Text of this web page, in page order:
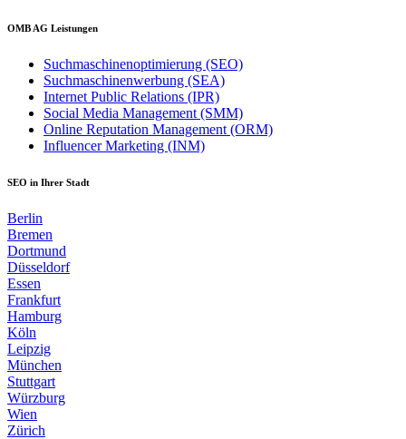
OMB AG Leistungen
Suchmaschinenoptimierung (SEO)
Suchmaschinenwerbung (SEA)
Internet Public Relations (IPR)
Social Media Management (SMM)
Online Reputation Management (ORM)
Influencer Marketing (INM)
SEO in Ihrer Stadt
Berlin
Bremen
Dortmund
Düsseldorf
Essen
Frankfurt
Hamburg
Köln
Leipzig
München
Stuttgart
Würzburg
Wien
Zürich